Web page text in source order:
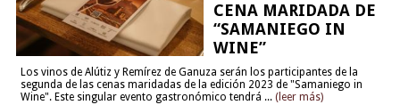
CENA MARIDADA DE
“SAMANIEGO IN
WINE”
Los vinos de Alútiz y Remírez de Ganuza serán los participantes de la
segunda de las cenas maridadas de la edición 2023 de "Samaniego in
Wine". Este singular evento gastronómico tendrá ... (leer más)